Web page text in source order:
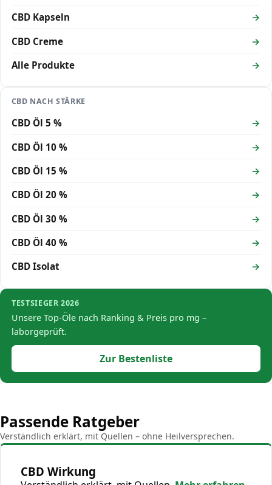
CBD Kapseln
CBD Creme
Alle Produkte
CBD NACH STÄRKE
CBD Öl 5 %
CBD Öl 10 %
CBD Öl 15 %
CBD Öl 20 %
CBD Öl 30 %
CBD Öl 40 %
CBD Isolat
TESTSIEGER 2026
Unsere Top-Öle nach Ranking & Preis pro mg –
laborgeprüft.
Zur Bestenliste
Passende Ratgeber
Verständlich erklärt, mit Quellen – ohne Heilversprechen.
CBD Wirkung